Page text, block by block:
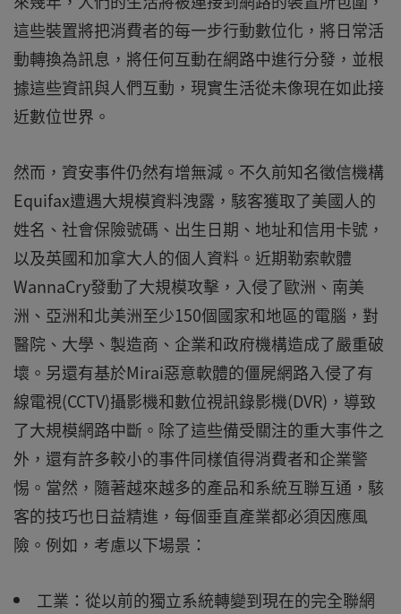
這些裝置將把消費者的每一步行動數位化，將日常活
動轉換為訊息，將任何互動在網路中進行分發，並根
據這些資訊與人們互動，現實生活從未像現在如此接
近數位世界。
然而，資安事件仍然有增無減。不久前知名徵信機構
Equifax遭遇大規模資料洩露，駭客獲取了美國人的
姓名、社會保險號碼、出生日期、地址和信用卡號，
以及英國和加拿大人的個人資料。近期勒索軟體
WannaCry發動了大規模攻擊，入侵了歐洲、南美
洲、亞洲和北美洲至少150個國家和地區的電腦，對
醫院、大學、製造商、企業和政府機構造成了嚴重破
壞。另還有基於Mirai惡意軟體的僵屍網路入侵了有
線電視(CCTV)攝影機和數位視訊錄影機(DVR)，導致
了大規模網路中斷。除了這些備受關注的重大事件之
外，還有許多較小的事件同樣值得消費者和企業警
惕。當然，隨著越來越多的產品和系統互聯互通，駭
客的技巧也日益精進，每個垂直產業都必須因應風
險。例如，考慮以下場景：
工業：從以前的獨立系統轉變到現在的完全聯網